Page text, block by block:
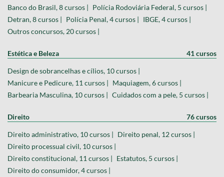
Banco do Brasil, 8 cursos | Polícia Rodoviária Federal, 5 cursos |
Detran, 8 cursos | Polícia Penal, 4 cursos | IBGE, 4 cursos |
Outros concursos, 20 cursos |
Estética e Beleza 41 cursos
Design de sobrancelhas e cílios, 10 cursos |
Manicure e Pedicure, 11 cursos | Maquiagem, 6 cursos |
Barbearia Masculina, 10 cursos | Cuidados com a pele, 5 cursos |
Direito 76 cursos
Direito administrativo, 10 cursos | Direito penal, 12 cursos |
Direito processual civil, 10 cursos |
Direito constitucional, 11 cursos | Estatutos, 5 cursos |
Direito do consumidor, 4 cursos |